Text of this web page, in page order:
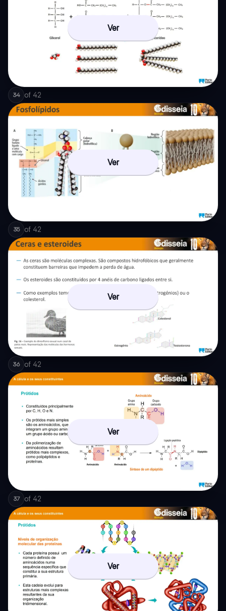
Ver
34 of 42
Ver
35 of 42
Ver
36 of 42
Ver
37 of 42
Ver